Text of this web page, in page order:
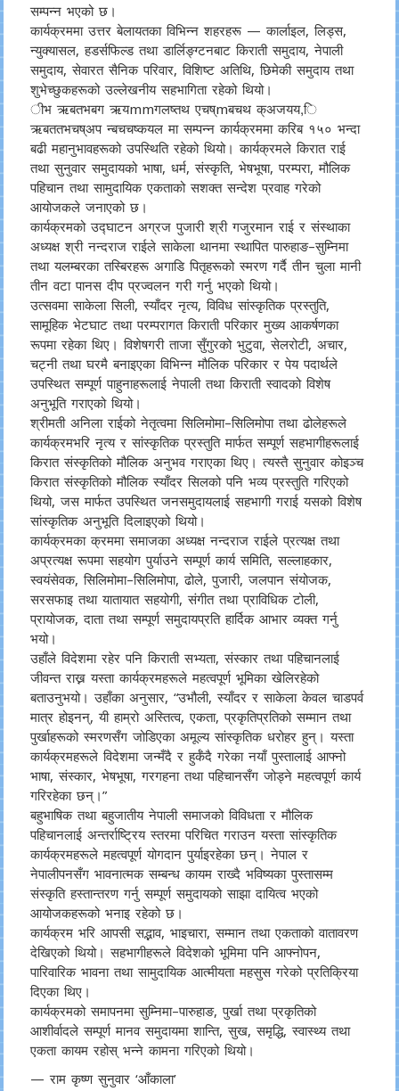
सम्पन्न भएको छ।
कार्यक्रममा उत्तर बेलायतका विभिन्न शहरहरू — कार्लाइल, लिड्स,
न्युक्यासल, हडर्सफिल्ड तथा डार्लिङ्ग्टनबाट किराती समुदाय, नेपाली
समुदाय, सेवारत सैनिक परिवार, विशिष्ट अतिथि, छिमेकी समुदाय तथा
शुभेच्छुकहरूको उल्लेखनीय सहभागिता रहेको थियो।
ीभ ऋबतभबग ऋयmmगलष्तथ एचष्mबचथ क्अजयय,ि
ऋबततभचष्अप न्बचचष्कयल मा सम्पन्न कार्यक्रममा करिब १५० भन्दा
बढी महानुभावहरूको उपस्थिति रहेको थियो। कार्यक्रमले किरात राई
तथा सुनुवार समुदायको भाषा, धर्म, संस्कृति, भेषभूषा, परम्परा, मौलिक
पहिचान तथा सामुदायिक एकताको सशक्त सन्देश प्रवाह गरेको
आयोजकले जनाएको छ।
कार्यक्रमको उद्घाटन अग्रज पुजारी श्री गजुरमान राई र संस्थाका
अध्यक्ष श्री नन्दराज राईले साकेला थानमा स्थापित पारुहाङ–सुम्निमा
तथा यलम्बरका तस्बिरहरू अगाडि पितृहरूको स्मरण गर्दै तीन चुला मानी
तीन वटा पानस दीप प्रज्वलन गरी गर्नु भएको थियो।
उत्सवमा साकेला सिली, स्याँदर नृत्य, विविध सांस्कृतिक प्रस्तुति,
सामूहिक भेटघाट तथा परम्परागत किराती परिकार मुख्य आकर्षणका
रूपमा रहेका थिए। विशेषगरी ताजा सुँगुरको भुटुवा, सेलरोटी, अचार,
चट्नी तथा घरमै बनाइएका विभिन्न मौलिक परिकार र पेय पदार्थले
उपस्थित सम्पूर्ण पाहुनाहरूलाई नेपाली तथा किराती स्वादको विशेष
अनुभूति गराएको थियो।
श्रीमती अनिला राईको नेतृत्वमा सिलिमोमा–सिलिमोपा तथा ढोलेहरूले
कार्यक्रमभरि नृत्य र सांस्कृतिक प्रस्तुति मार्फत सम्पूर्ण सहभागीहरूलाई
किरात संस्कृतिको मौलिक अनुभव गराएका थिए। त्यस्तै सुनुवार कोइञ्च
किरात संस्कृतिको मौलिक स्याँदर सिलको पनि भव्य प्रस्तुति गरिएको
थियो, जस मार्फत उपस्थित जनसमुदायलाई सहभागी गराई यसको विशेष
सांस्कृतिक अनुभूति दिलाइएको थियो।
कार्यक्रमका क्रममा समाजका अध्यक्ष नन्दराज राईले प्रत्यक्ष तथा
अप्रत्यक्ष रूपमा सहयोग पुर्याउने सम्पूर्ण कार्य समिति, सल्लाहकार,
स्वयंसेवक, सिलिमोमा–सिलिमोपा, ढोले, पुजारी, जलपान संयोजक,
सरसफाइ तथा यातायात सहयोगी, संगीत तथा प्राविधिक टोली,
प्रायोजक, दाता तथा सम्पूर्ण समुदायप्रति हार्दिक आभार व्यक्त गर्नु
भयो।
उहाँले विदेशमा रहेर पनि किराती सभ्यता, संस्कार तथा पहिचानलाई
जीवन्त राख्न यस्ता कार्यक्रमहरूले महत्वपूर्ण भूमिका खेलिरहेको
बताउनुभयो। उहाँका अनुसार, “उभौली, स्याँदर र साकेला केवल चाडपर्व
मात्र होइनन्, यी हाम्रो अस्तित्व, एकता, प्रकृतिप्रतिको सम्मान तथा
पुर्खाहरूको स्मरणसँग जोडिएका अमूल्य सांस्कृतिक धरोहर हुन्। यस्ता
कार्यक्रमहरूले विदेशमा जन्मँदै र हुर्कँदै गरेका नयाँ पुस्तालाई आफ्नो
भाषा, संस्कार, भेषभूषा, गरगहना तथा पहिचानसँग जोड्ने महत्वपूर्ण कार्य
गरिरहेका छन्।”
बहुभाषिक तथा बहुजातीय नेपाली समाजको विविधता र मौलिक
पहिचानलाई अन्तर्राष्ट्रिय स्तरमा परिचित गराउन यस्ता सांस्कृतिक
कार्यक्रमहरूले महत्वपूर्ण योगदान पुर्याइरहेका छन्। नेपाल र
नेपालीपनसँग भावनात्मक सम्बन्ध कायम राख्दै भविष्यका पुस्तासम्म
संस्कृति हस्तान्तरण गर्नु सम्पूर्ण समुदायको साझा दायित्व भएको
आयोजकहरूको भनाइ रहेको छ।
कार्यक्रम भरि आपसी सद्भाव, भाइचारा, सम्मान तथा एकताको वातावरण
देखिएको थियो। सहभागीहरूले विदेशको भूमिमा पनि आफ्नोपन,
पारिवारिक भावना तथा सामुदायिक आत्मीयता महसुस गरेको प्रतिक्रिया
दिएका थिए।
कार्यक्रमको समापनमा सुम्निमा–पारुहाङ, पुर्खा तथा प्रकृतिको
आशीर्वादले सम्पूर्ण मानव समुदायमा शान्ति, सुख, समृद्धि, स्वास्थ्य तथा
एकता कायम रहोस् भन्ने कामना गरिएको थियो।
— राम कृष्ण सुनुवार ‘आँकाला’